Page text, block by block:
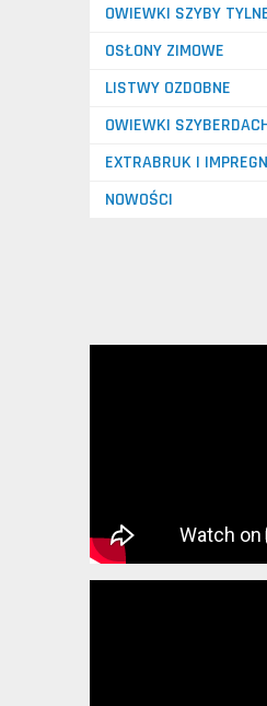
OWIEWKI SZYBY
OSŁONY ZIMOWE
LISTWY OZDOBNE
OWIEWKI
EXTRABRUK I
NOWOŚCI